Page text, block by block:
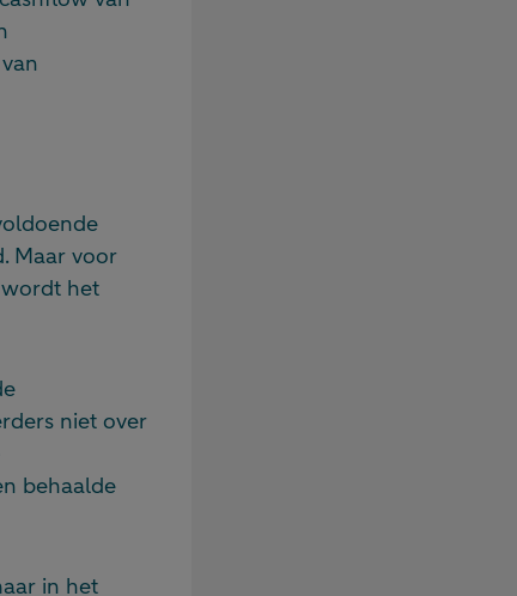
Maar voor
het
niet over
behaalde
in het